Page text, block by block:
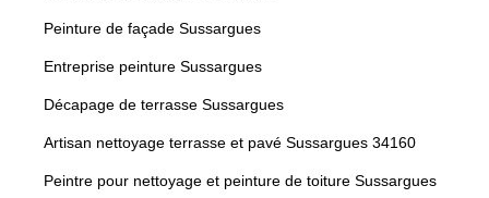
Peinture de façade Sussargues
Entreprise peinture Sussargues
Décapage de terrasse Sussargues
Artisan nettoyage terrasse et pavé Sussargues 34160
Peintre pour nettoyage et peinture de toiture Sussargues